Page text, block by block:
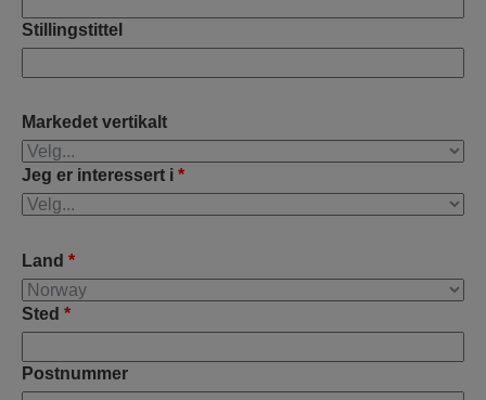
Stillingstittel
Markedet vertikalt
Jeg er interessert i *
Land *
Sted *
Postnummer